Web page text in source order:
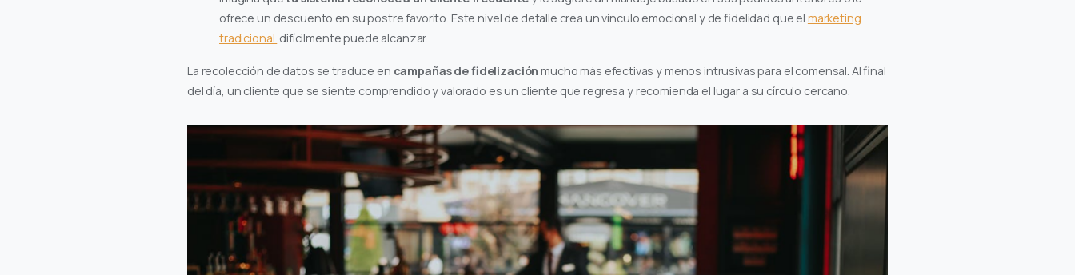
ofrece un descuento en su postre favorito. Este nivel de detalle crea un vínculo emocional y de fidelidad que el marketing
tradicional difícilmente puede alcanzar.
La recolección de datos se traduce en campañas de fidelización mucho más efectivas y menos intrusivas para el comensal. Al final
del día, un cliente que se siente comprendido y valorado es un cliente que regresa y recomienda el lugar a su círculo cercano.